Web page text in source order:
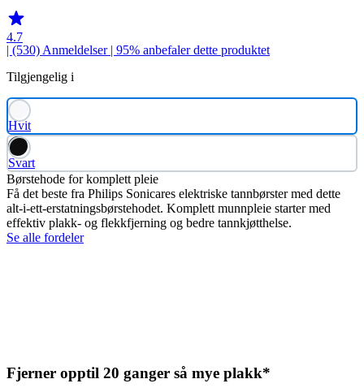
4.7
| (530) Anmeldelser| 95% anbefaler dette produktet
Tilgjengelig i
Hvit
Svart
Børstehode for komplett pleie
Få det beste fra Philips Sonicares elektriske tannbørster med dette
alt-i-ett-erstatningsbørstehodet. Komplett munnpleie starter med
effektiv plakk- og flekkfjerning og bedre tannkjøtthelse.
Se alle fordeler
Fjerner opptil 20 ganger så mye plakk*